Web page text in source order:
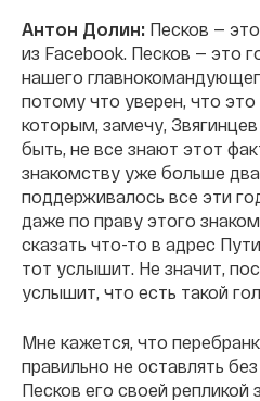
Антон Долин: Песков —
из Facebook. Песков — это
нашего
потому что уверен, что
которым, замечу,
быть, не все знают этот
знакомству уже больше
поддерживалось все эти
даже по праву этого
сказать что-то в адрес
тот услышит. Не значит,
услышит, что есть такой
Мне кажется, что
правильно не оставлять
Песков его своей репликой